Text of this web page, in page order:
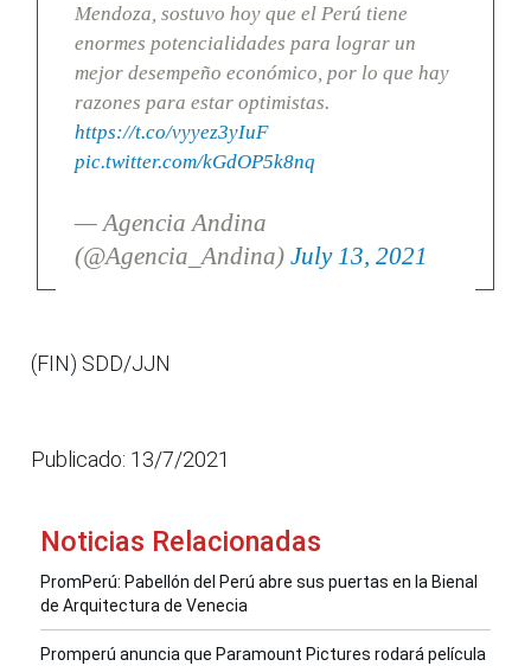
Mendoza, sostuvo hoy que el Perú tiene
enormes potencialidades para lograr un
mejor desempeño económico, por lo que hay
razones para estar optimistas.
https://t.co/vyyez3yIuF
pic.twitter.com/kGdOP5k8nq
— Agencia Andina
(@Agencia_Andina) July 13, 2021
(FIN) SDD/JJN
Publicado: 13/7/2021
Noticias Relacionadas
PromPerú: Pabellón del Perú abre sus puertas en la Bienal
de Arquitectura de Venecia
Promperú anuncia que Paramount Pictures rodará película